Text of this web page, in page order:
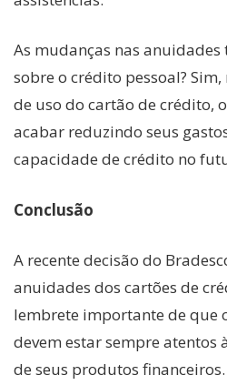
As mudanças nas
sobre o crédito pessoal?
de uso do cartão de crédito,
acabar reduzindo seus
capacidade de crédito no
Conclusão
A recente decisão do
anuidades dos cartões de
lembrete importante de que
devem estar sempre atentos
de seus produtos